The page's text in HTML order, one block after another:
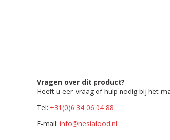
Vragen over dit product?
Heeft u een vraag of hulp nodig bij het
Tel: +31(0)6 34 06 04 88
E-mail:info@nesiafood.nl